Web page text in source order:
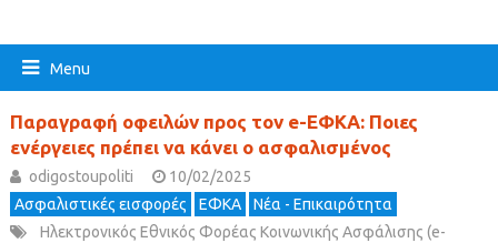
Menu
Παραγραφή οφειλών προς τον e-ΕΦΚΑ: Ποιες
ενέργειες πρέπει να κάνει ο ασφαλισμένος
odigostoupoliti
10/02/2025
Ασφαλιστικές εισφορές
ΕΦΚΑ
Νέα - Επικαιρότητα
Ηλεκτρονικός Εθνικός Φορέας Κοινωνικής Ασφάλισης (e-